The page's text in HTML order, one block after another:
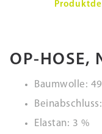
OP-HOSE,
Baumwolle:
Elastan: 3 %